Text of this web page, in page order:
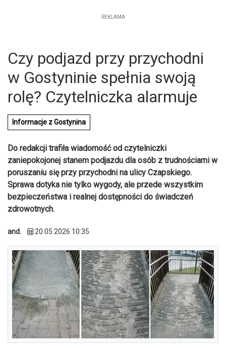
REKLAMA
Czy podjazd przy przychodni
w Gostyninie spełnia swoją
rolę? Czytelniczka alarmuje
Informacje z Gostynina
Do redakcji trafiła wiadomość od czytelniczki
zaniepokojonej stanem podjazdu dla osób z trudnościami w
poruszaniu się przy przychodni na ulicy Czapskiego.
Sprawa dotyka nie tylko wygody, ale przede wszystkim
bezpieczeństwa i realnej dostępności do świadczeń
zdrowotnych.
and. 20.05.2026 10:35